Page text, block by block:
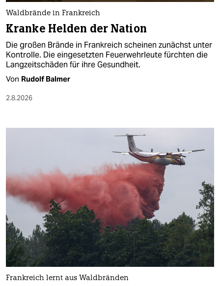
verlag
veranstaltungen
shop
fragen & hilfe
genossenschaft
Waldbrände in Frankreich
Kranke Helden der Nation
Die großen Brände in Frankreich scheinen zunächst unter
Kontrolle. Die eingesetzten Feuerwehrleute fürchten die
Langzeitschäden für ihre Gesundheit.
Von Rudolf Balmer
2.8.2026
Frankreich lernt aus Waldbränden